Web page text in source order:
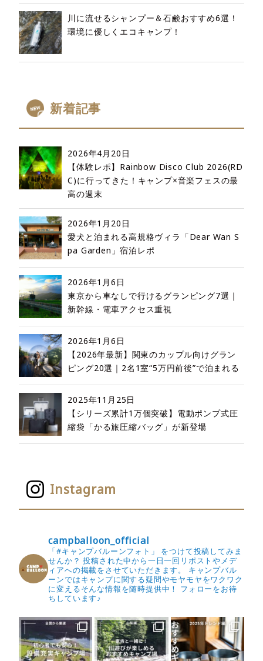
川に流せるシャンプー＆石鹸おすすめ6選！
環境に優しくエコキャンプ！
新着記事
2026年4月20日
【体験レポ】Rainbow Disco Club 2026(RD
C)に行ってきた！キャンプ×音楽フェスの最
高の週末
2026年1月20日
愛犬と泊まれる高規格ヴィラ「Dear Wan S
pa Garden」宿泊レポ
2026年1月6日
東京から車なしで行けるグランピング7選｜
新幹線・電車アクセス重視
2026年1月6日
【2026年最新】関東のカップル向けグラン
ピング20選｜2名1室“5万円前後”で泊まれる
2025年11月25日
【シリーズ累計1万個突破】電動ポンプ式圧
縮袋「かる旅圧縮バッグ」が新登場
Instagram
campballoon_official
「#キャンプバルーンフォト」 をつけて投稿してみま
せんか？ 投稿された中から一日一回リポストやメデ
ィアへの掲載をさせていただきます。
キャンプバル
ーンではキャンプに関する疑問やモヤモヤをワクワク
に変えるそんな情報を随時提供中！
フォローをお待
ちしています♪